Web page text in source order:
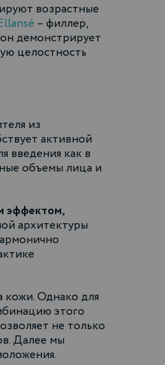
возрастные
– филлер,
демонстрирует
целостность
из
активной
введения как в
объемы лица и
эффектом,
архитектуры
кожи. Однако для
этого
не только
Далее мы